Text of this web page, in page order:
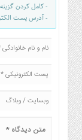
- کامل کردن
- آدرس پست